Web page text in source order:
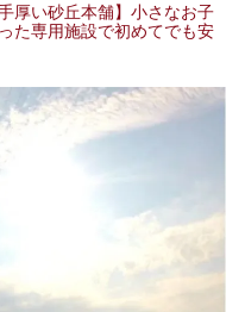
厚い砂丘本舗】小さなお子
た専用施設で初めてでも安